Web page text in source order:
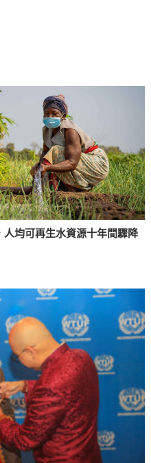
均可再生水資源十年間驟降